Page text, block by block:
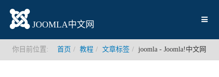
JOOMLA中文网
你目前位置: 首页 教程 文章标签 joomla - Joomla!中文网